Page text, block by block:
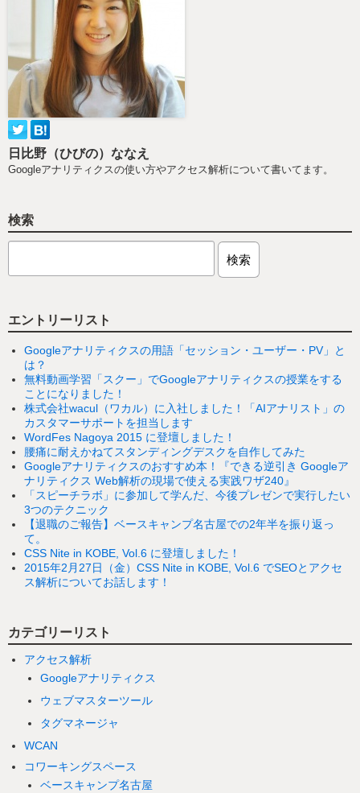
日比野（ひびの）ななえ
Googleアナリティクスの使い方やアクセス解析について書いてます。
検索
エントリーリスト
Googleアナリティクスの用語「セッション・ユーザー・PV」と
は？
無料動画学習「スクー」でGoogleアナリティクスの授業をする
ことになりました！
株式会社wacul（ワカル）に入社しました！「AIアナリスト」の
カスタマーサポートを担当します
WordFes Nagoya 2015 に登壇しました！
腰痛に耐えかねてスタンディングデスクを自作してみた
Googleアナリティクスのおすすめ本！『できる逆引き Googleア
ナリティクス Web解析の現場で使える実践ワザ240』
「スピーチラボ」に参加して学んだ、今後プレゼンで実行したい
3つのテクニック
【退職のご報告】ベースキャンプ名古屋での2年半を振り返っ
て。
CSS Nite in KOBE, Vol.6 に登壇しました！
2015年2月27日（金）CSS Nite in KOBE, Vol.6 でSEOとアクセ
ス解析についてお話します！
カテゴリーリスト
アクセス解析
Googleアナリティクス
ウェブマスターツール
タグマネージャ
WCAN
コワーキングスペース
ベースキャンプ名古屋